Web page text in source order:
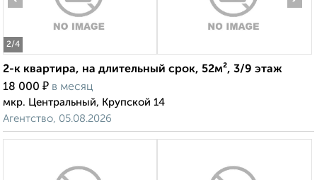
2/4
2-к квартира, на длительный срок, 52м², 3/9 этаж
18 000 ₽ в месяц
мкр. Центральный, Крупской 14
Агентство, 05.08.2026